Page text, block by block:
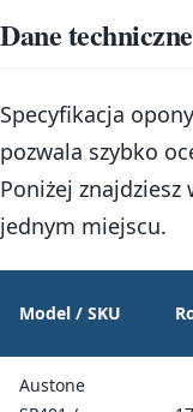
Dane
Specyfikacja
pozwala szybko
Poniżej
jednym miejscu.
Model / SKU
Austone